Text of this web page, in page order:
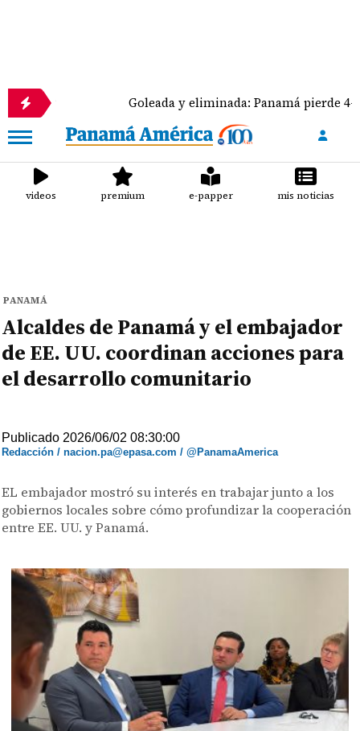
Goleada y eliminada: Panamá pierde 4-0 ante
videos premium e-papper mis noticias
PANAMÁ
Alcaldes de Panamá y el embajador
de EE. UU. coordinan acciones para
el desarrollo comunitario
Publicado 2026/06/02 08:30:00
Redacción / nacion.pa@epasa.com / @PanamaAmerica
EL embajador mostró su interés en trabajar junto a los
gobiernos locales sobre cómo profundizar la cooperación
entre EE. UU. y Panamá.